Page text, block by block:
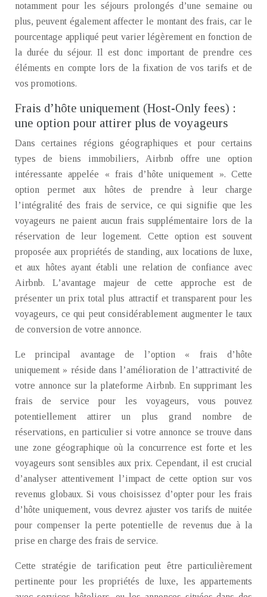
notamment pour les séjours prolongés d’une semaine ou
plus, peuvent également affecter le montant des frais, car le
pourcentage appliqué peut varier légèrement en fonction de
la durée du séjour. Il est donc important de prendre ces
éléments en compte lors de la fixation de vos tarifs et de
vos promotions.
Frais d’hôte uniquement (Host-Only fees) :
une option pour attirer plus de voyageurs
Dans certaines régions géographiques et pour certains
types de biens immobiliers, Airbnb offre une option
intéressante appelée « frais d’hôte uniquement ». Cette
option permet aux hôtes de prendre à leur charge
l’intégralité des frais de service, ce qui signifie que les
voyageurs ne paient aucun frais supplémentaire lors de la
réservation de leur logement. Cette option est souvent
proposée aux propriétés de standing, aux locations de luxe,
et aux hôtes ayant établi une relation de confiance avec
Airbnb. L’avantage majeur de cette approche est de
présenter un prix total plus attractif et transparent pour les
voyageurs, ce qui peut considérablement augmenter le taux
de conversion de votre annonce.
Le principal avantage de l’option « frais d’hôte
uniquement » réside dans l’amélioration de l’attractivité de
votre annonce sur la plateforme Airbnb. En supprimant les
frais de service pour les voyageurs, vous pouvez
potentiellement attirer un plus grand nombre de
réservations, en particulier si votre annonce se trouve dans
une zone géographique où la concurrence est forte et les
voyageurs sont sensibles aux prix. Cependant, il est crucial
d’analyser attentivement l’impact de cette option sur vos
revenus globaux. Si vous choisissez d’opter pour les frais
d’hôte uniquement, vous devrez ajuster vos tarifs de nuitée
pour compenser la perte potentielle de revenus due à la
prise en charge des frais de service.
Cette stratégie de tarification peut être particulièrement
pertinente pour les propriétés de luxe, les appartements